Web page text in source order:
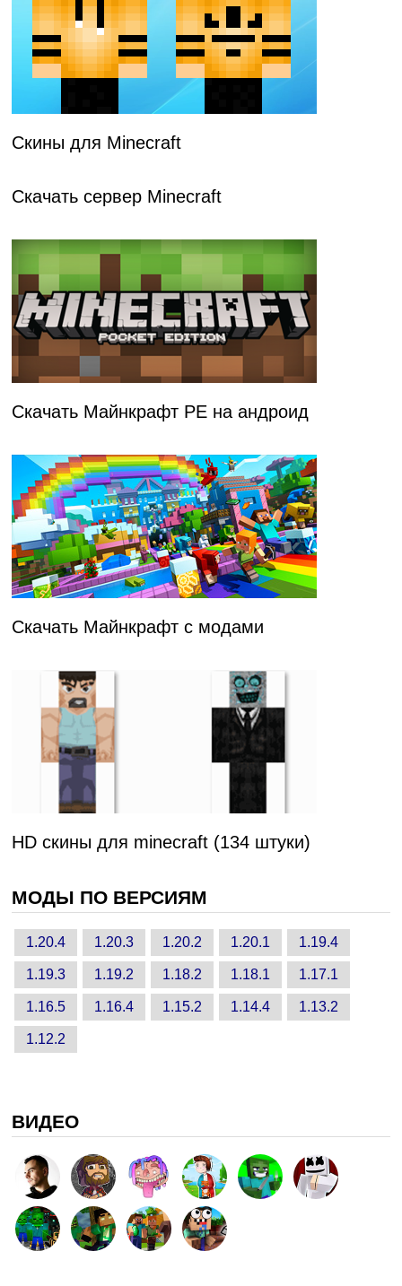
Скины для Minecraft
Скачать сервер Minecraft
Скачать Майнкрафт PE на андроид
Скачать Майнкрафт с модами
HD скины для minecraft (134 штуки)
МОДЫ ПО ВЕРСИЯМ
1.20.4 1.20.3 1.20.2 1.20.1 1.19.4
1.19.3 1.19.2 1.18.2 1.18.1 1.17.1
1.16.5 1.16.4 1.15.2 1.14.4 1.13.2
1.12.2
ВИДЕО